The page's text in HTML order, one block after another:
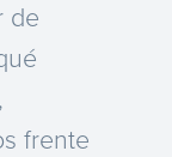
de
frente